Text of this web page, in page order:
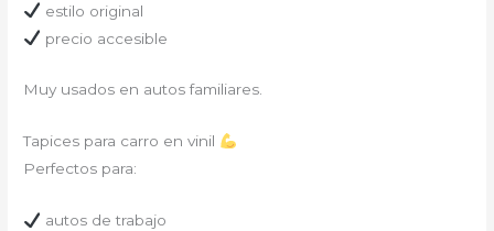
estilo original
precio accesible
Muy usados en autos familiares.
Tapices para carro en vinil
Perfectos para:
autos de trabajo